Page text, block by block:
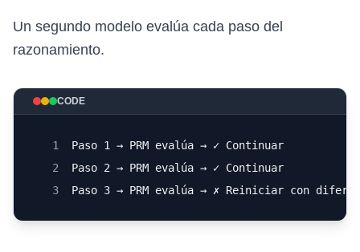
Un segundo modelo evalúa cada paso del
razonamiento.
CODE
1
Paso 1 → PRM evalúa → ✓ Continuar
2
Paso 2 → PRM evalúa → ✓ Continuar
3
Paso 3 → PRM evalúa → ✗ Reiniciar con